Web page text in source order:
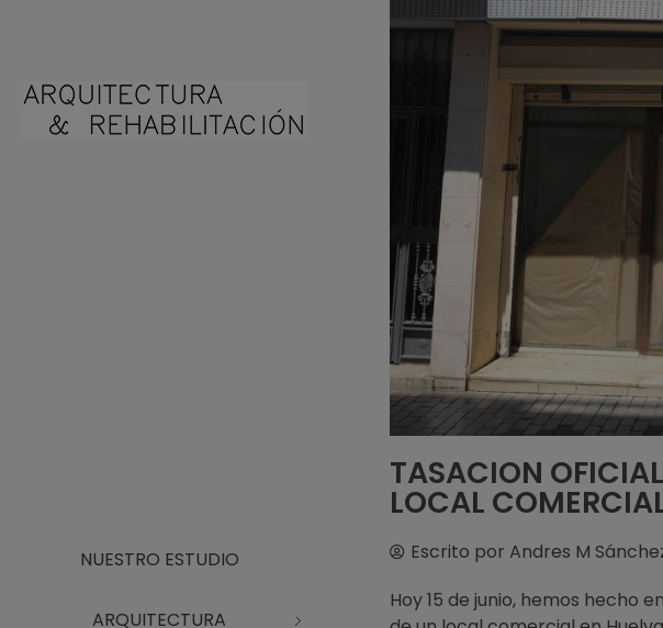
NUESTRO ESTUDIO
ARQUITECTURA
TASACION
LOCAL
Escrito por Andres M
Hoy 15 de junio, hemos hecho